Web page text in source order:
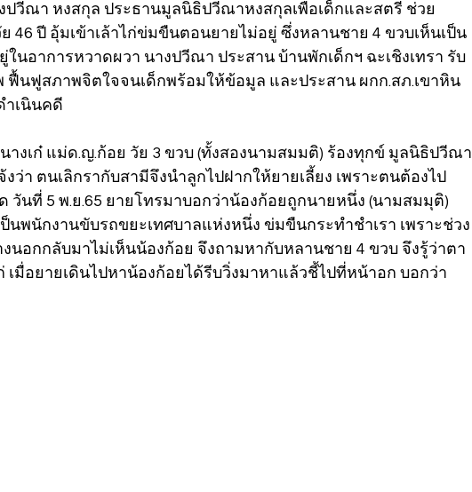
ปวีณา หงสกุล ประธานมูลนิธิปวีณาหงสกุลเพื่อเด็กและสตรี ช่วย
46 ปี อุ้มเข้าเล้าไก่ข่มขืนตอนยายไม่อยู่ ซึ่งหลานชาย 4 ขวบเห็นเป็น
นอาการหวาดผวา นางปวีณา ประสาน บ้านพักเด็กฯ ฉะเชิงเทรา รับ
นฟูสภาพจิตใจจนเด็กพร้อมให้ข้อมูล และประสาน ผกก.สภ.เขาหิน
ำเนินคดี
นางเก๋ แม่ด.ญ.ก้อย วัย 3 ขวบ (ทั้งสองนามสมมติ) ร้องทุกข์ มูลนิธิปวีณา
ว่า ตนเลิกรากับสามีจึงนำลูกไปฝากให้ยายเลี้ยง เพราะตนต้องไป
วันที่ 5 พ.ย.65 ยายโทรมาบอกว่าน้องก้อยถูกนายหนึ่ง (นามสมมุติ)
ป็นพนักงานขับรถขยะเทศบาลแห่งหนึ่ง ข่มขืนกระทำชำเรา เพราะช่วง
นอกกลับมาไม่เห็นน้องก้อย จึงถามหากับหลานชาย 4 ขวบ จึงรู้ว่าตา
เมื่อยายเดินไปหาน้องก้อยได้รีบวิ่งมาหาแล้วชี้ไปที่หน้าอก บอกว่า